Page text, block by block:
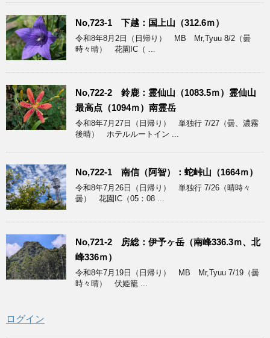
No,723-1 下越：国上山（312.6ｍ）
令和8年8月2日（日帰り） MB Mr,Tyuu 8/2（曇
時々晴） 花園IC（ ...
No,722-2 鈴鹿：霊仙山（1083.5ｍ）霊仙山
最高点（1094ｍ）南霊岳
令和8年7月27日（日帰り） 単独行 7/27（曇、濃霧
後晴） ホテルルートイン ...
No,722-1 南信（阿智）：蛇峠山（1664ｍ）
令和8年7月26日（日帰り） 単独行 7/26（晴時々
曇） 花園IC（05：08 ...
No,721-2 房総：伊予ヶ岳（南峰336.3ｍ、北
峰336ｍ）
令和8年7月19日（日帰り） MB Mr,Tyuu 7/19（曇
時々晴） 伏姫籠 ...
ログイン